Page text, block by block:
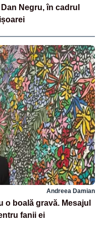
Negru, în cadrul
Andreea Damian
boală gravă. Mesajul
fanii ei